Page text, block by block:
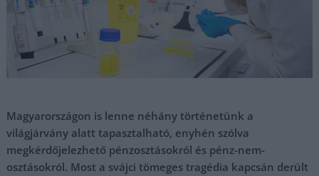
Magyarországon is lenne néhány történetünk a
világjárvány alatt tapasztalható, enyhén szólva
megkérdőjelezhető pénzosztásokról és pénz-nem-
osztásokról. Most a svájci tömeges tragédia kapcsán derült